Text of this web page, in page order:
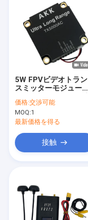
製品
企業情報
5W FPVビデオトラン
スミッターモジュール
ドローンアクセサリー
用
価格:交渉可能
MOQ:1
最新価格を得る
接触